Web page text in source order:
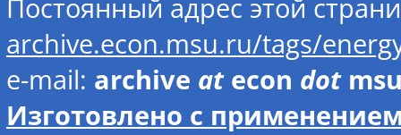
Постоянный адрес этой
archive.econ.msu.ru/tags/
e-mail: archive atecon dot
Изготовлено с